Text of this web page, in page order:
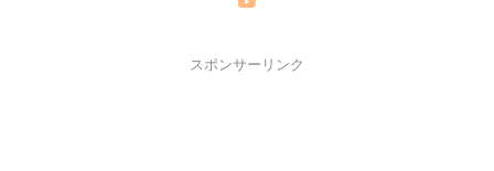
スポンサーリンク